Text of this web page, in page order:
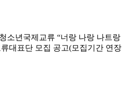
소년국제교류 “너랑 나랑 나트랑
대표단 모집 공고(모집기간 연장